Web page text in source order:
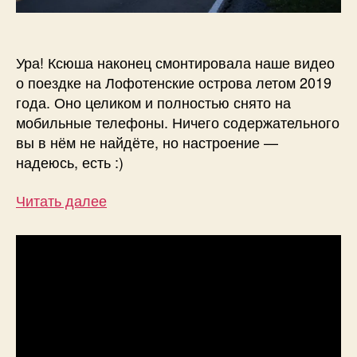
Ура! Ксюша наконец смонтировала наше видео
о поездке на Лофотенские острова летом 2019
года. Оно целиком и полностью снято на
мобильные телефоны. Ничего содержательного
вы в нём не найдёте, но настроение —
надеюсь, есть :)
Читать далее: